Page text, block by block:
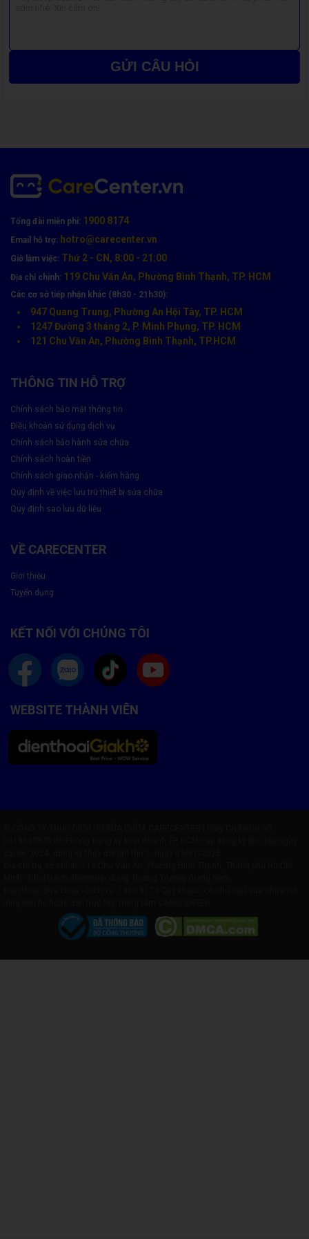
Dòng máy Loại màn hình
Laptop Dell
Inspiron 15
5515
Màn New
Nhận máy – kiểm tra kỹ lỗi
Ký xác nhận, bắt đầu thay thế
Kiểm tra lại toàn bộ chức năng
Hãy đặt lịchvà trải nghiệm ngay để không bỏ lỡ chương trình ưu
đãi có thời hạn chỉ có tại Care Center
GỬI CÂU HỎI
Tổng đài miễn phí: 1900 8174
Email hỗ trợ: hotro@carecenter.vn
Giờ làm việc: Thứ 2 - CN, 8:00 - 21:00
Địa chỉ chính: 119 Chu Văn An, Phường Bình Thạnh, TP. HCM
Các cơ sở tiếp nhận khác (8h30 - 21h30):
947 Quang Trung, Phường An Hội Tây, TP. HCM
1247 Đường 3 tháng 2, P. Minh Phụng, TP. HCM
121 Chu Văn An, Phường Bình Thạnh, TP.HCM
THÔNG TIN HỖ TRỢ
Chính sách bảo mật thông tin
Điều khoản sử dụng dịch vụ
Chính sách bảo hành sửa chữa
Chính sách hoàn tiền
Chính sách giao nhận - kiểm hàng
Quy định về việc lưu trữ thiết bị sửa chữa
Quy định sao lưu dữ liệu
VỀ CARECENTER
Giới thiệu
Tuyển dụng
KẾT NỐI VỚI CHÚNG TÔI
WEBSITE THÀNH VIÊN